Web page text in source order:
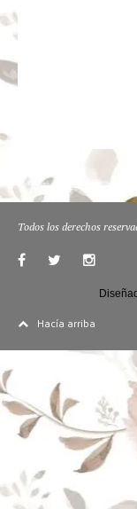
Todos los derechos
Hacía arriba